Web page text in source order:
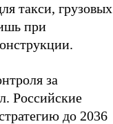
такси, грузовых
при
за
Российские
до 2036